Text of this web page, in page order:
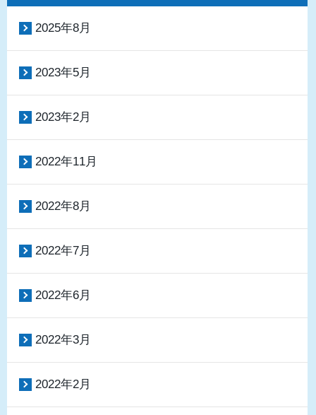
2025年8月
2023年5月
2023年2月
2022年11月
2022年8月
2022年7月
2022年6月
2022年3月
2022年2月